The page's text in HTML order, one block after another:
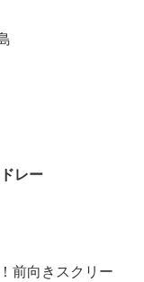
レー
前向きスクリー